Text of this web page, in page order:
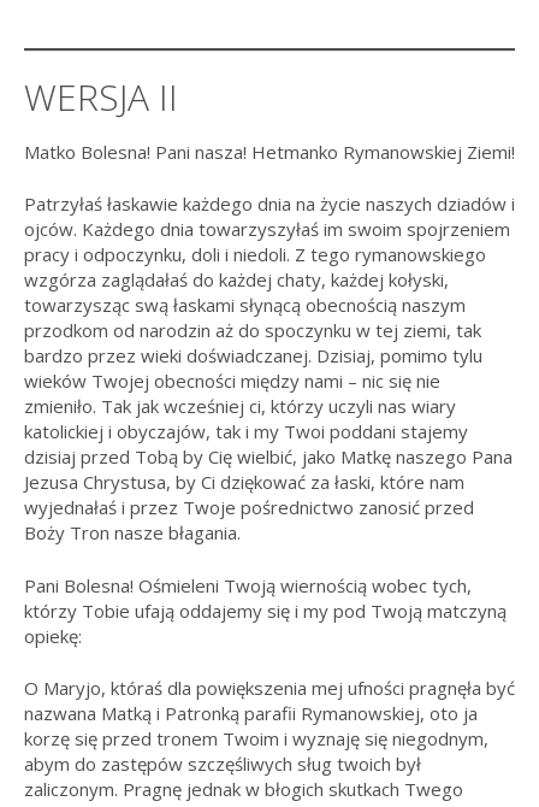
WERSJA II
Matko Bolesna! Pani nasza! Hetmanko Rymanowskiej Ziemi!
Patrzyłaś łaskawie każdego dnia na życie naszych dziadów i
ojców. Każdego dnia towarzyszyłaś im swoim spojrzeniem
pracy i odpoczynku, doli i niedoli. Z tego rymanowskiego
wzgórza zaglądałaś do każdej chaty, każdej kołyski,
towarzysząc swą łaskami słynącą obecnością naszym
przodkom od narodzin aż do spoczynku w tej ziemi, tak
bardzo przez wieki doświadczanej. Dzisiaj, pomimo tylu
wieków Twojej obecności między nami – nic się nie
zmieniło. Tak jak wcześniej ci, którzy uczyli nas wiary
katolickiej i obyczajów, tak i my Twoi poddani stajemy
dzisiaj przed Tobą by Cię wielbić, jako Matkę naszego Pana
Jezusa Chrystusa, by Ci dziękować za łaski, które nam
wyjednałaś i przez Twoje pośrednictwo zanosić przed
Boży Tron nasze błagania.
Pani Bolesna! Ośmieleni Twoją wiernością wobec tych,
którzy Tobie ufają oddajemy się i my pod Twoją matczyną
opiekę:
O Maryjo, któraś dla powiększenia mej ufności pragnęła być
nazwana Matką i Patronką parafii Rymanowskiej, oto ja
korzę się przed tronem Twoim i wyznaję się niegodnym,
abym do zastępów szczęśliwych sług twoich był
zaliczonym. Pragnę jednak w błogich skutkach Twego